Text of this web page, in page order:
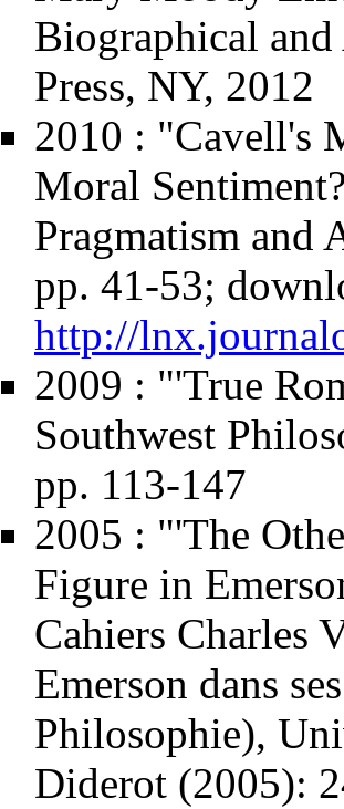
Biographical
Press, NY, 2012
2010 : "Cavell's
Moral
Pragmatism and
pp. 41-53;
http://
2009 : "'True
Southwest
pp. 113-147
2005 : "'The
Figure in
Cahiers Charles
Emerson dans
Philosophie),
Diderot (2005):